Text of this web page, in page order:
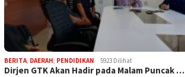
BERITA, DAERAH, PENDIDIKAN 5923 Dilihat
Dirjen GTK Akan Hadir pada Malam Puncak …